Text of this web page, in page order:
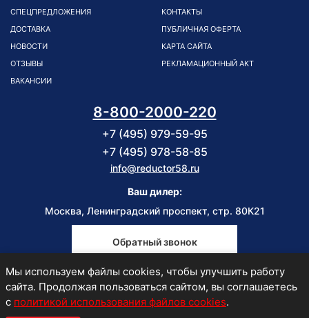
СПЕЦПРЕДЛОЖЕНИЯ
ДОСТАВКА
НОВОСТИ
ОТЗЫВЫ
ВАКАНСИИ
КОНТАКТЫ
ПУБЛИЧНАЯ ОФЕРТА
КАРТА САЙТА
РЕКЛАМАЦИОННЫЙ АКТ
8-800-2000-220
+7 (495) 979-59-95
+7 (495) 978-58-85
info@reductor58.ru
Ваш дилер:
Москва, Ленинградский проспект, стр. 80К21
Обратный звонок
Пн-Пт
9:00-18:00
Мы используем файлы cookies, чтобы улучшить работу
сайта. Продолжая пользоваться сайтом, вы соглашаетесь
с политикой использования файлов cookies.